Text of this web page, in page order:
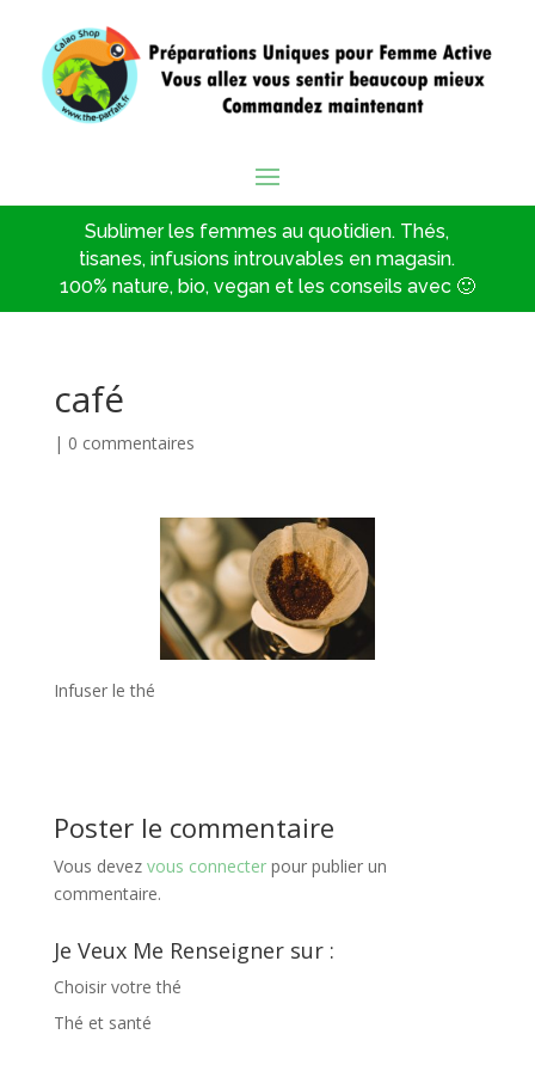
Sublimer les femmes au quotidien. Thés,
tisanes, infusions introuvables en magasin.
100% nature, bio, vegan et les conseils avec 🙂
café
| 0 commentaires
Infuser le thé
Poster le commentaire
Vous devez vous connecterpour publier un
commentaire.
Je Veux Me Renseigner sur :
Choisir votre thé
Thé et santé